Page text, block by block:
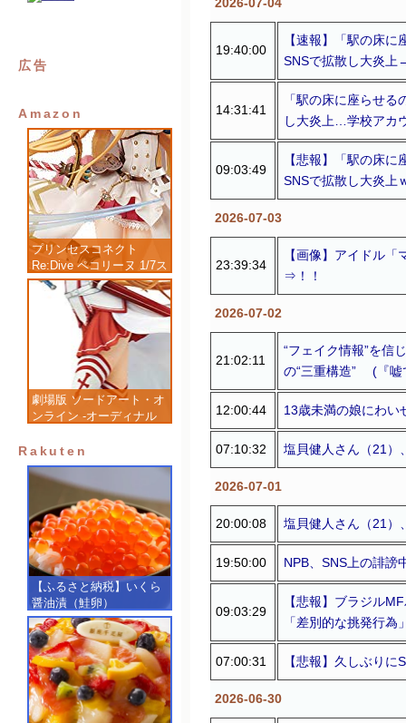
広告
Amazon
プリンセスコネクト
Re:Dive ペコリーヌ 1/7ス
ケール 塗装済み完成品フ
ィギュア
劇場版 ソードアート・オ
ンライン -オーディナル
成品フィギュア
Rakuten
【ふるさと納税】いくら
醤油漬（鮭卵）
【500g（250g×2）】
19:40:00
【速報】「駅の床
SNSで拡散し大炎上
14:31:41
「駅の床に座らせ
し大炎上…学校アカ
09:03:49
【悲報】「駅の床
SNSで拡散し大炎上
2026-07-03
23:39:34
【画像】アイドル
⇒！！
2026-07-02
21:02:11
“フェイク情報”を信
の“三重構造” (『嘘
12:00:44 13歳未満の娘にわい
07:10:32 塩貝健人さん（21）
2026-07-01
20:00:08 塩貝健人さん（21）
19:50:00 NPB、SNS上の誹
09:03:29
【悲報】ブラジル
「差別的な挑発行
07:00:31 【悲報】久しぶり
2026-06-30